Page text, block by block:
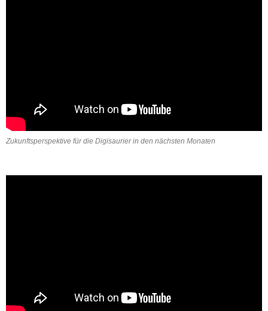
Zukunftsperspektive für die Digisaurier in den nächsten Monaten